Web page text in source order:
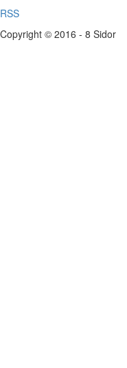
RSS
Copyright © 2016 - 8 Sidor